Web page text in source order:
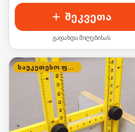
შეკვეთა
გადახდა მიღებისას
საუკეთესო ფასი